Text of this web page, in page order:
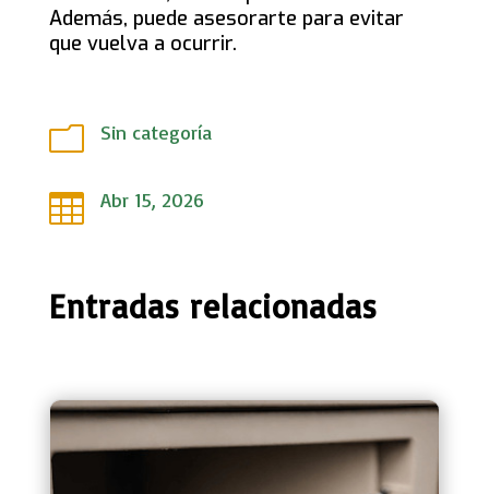
Además, puede asesorarte para evitar
que vuelva a ocurrir.
m Sin categoría
 Abr 15, 2026
Entradas relacionadas